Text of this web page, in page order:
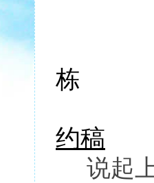
栋
约稿
说起